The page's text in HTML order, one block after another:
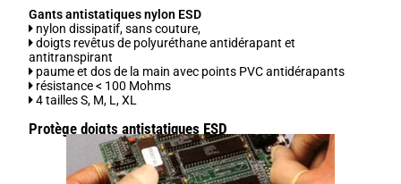
Gants antistatiques nylon ESD
nylon dissipatif, sans couture,
doigts revêtus de polyuréthane antidérapant et
antitranspirant
paume et dos de la main avec points PVC antidérapants
résistance < 100 Mohms
4 tailles S, M, L, XL
Protège doigtsantistatiques ESD